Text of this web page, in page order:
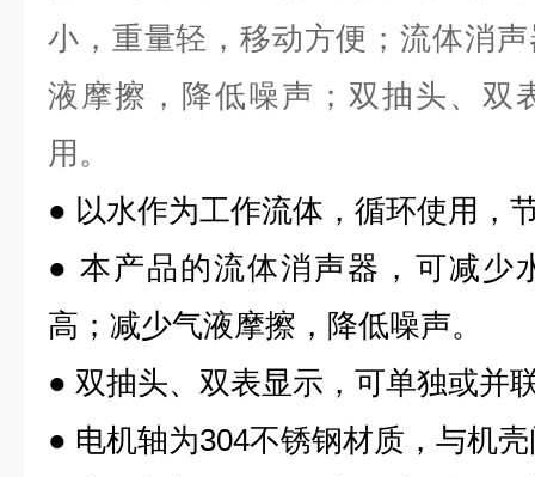
小，重量轻，移动方便；流体消
液摩擦，降低噪声；双抽头、双
用。
● 以水作为工作流体，循环使用，
●本产品的流体消声器，可减少
高；减少气液摩擦，降低噪声。
● 双抽头、双表显示，可单独或并
● 电机轴为304不锈钢材质，与机